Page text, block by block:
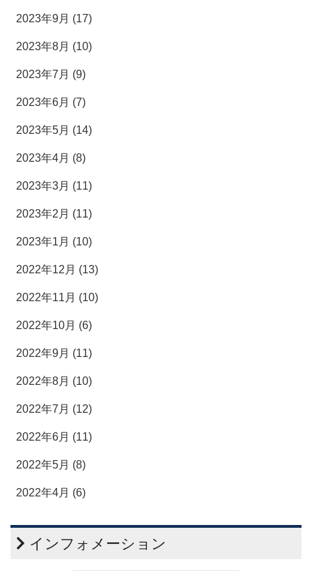
2023年9月 (17)
2023年8月 (10)
2023年7月 (9)
2023年6月 (7)
2023年5月 (14)
2023年4月 (8)
2023年3月 (11)
2023年2月 (11)
2023年1月 (10)
2022年12月 (13)
2022年11月 (10)
2022年10月 (6)
2022年9月 (11)
2022年8月 (10)
2022年7月 (12)
2022年6月 (11)
2022年5月 (8)
2022年4月 (6)
インフォメーション